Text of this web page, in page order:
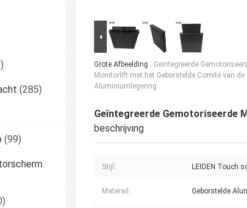
(285)
(99)
Grote Afbeelding : Geïntegreerde
Monitorlift met het Geborstelde Comité van de
Aluminiumlegering
Geïntegreerde Gemotoriseerde
beschrijving
Stijl: LEIDEN Touch
Materail: Geborstelde